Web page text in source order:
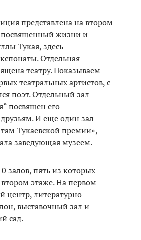
представлена на втором
посвященный жизни и
Тукая, здесь
Отдельная
театру. Показываем
театральных артистов, с
поэт. Отдельный зал
посвящен его
И еще один зал
Тукаевской премии», —
заведующая музеем.
залов, пять из которых
этаже. На первом
центр, литературно-
выставочный зал и
сад.